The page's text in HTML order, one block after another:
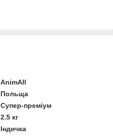
AnimAll
Польща
Супер-преміум
2.5 кг
Індичка